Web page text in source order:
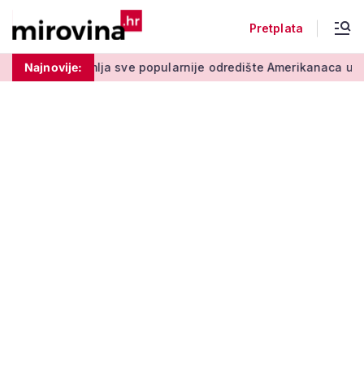
Pretplata
Najnovije:
sve popularnije odredište Amerikanaca u mirovini: Pruža mir